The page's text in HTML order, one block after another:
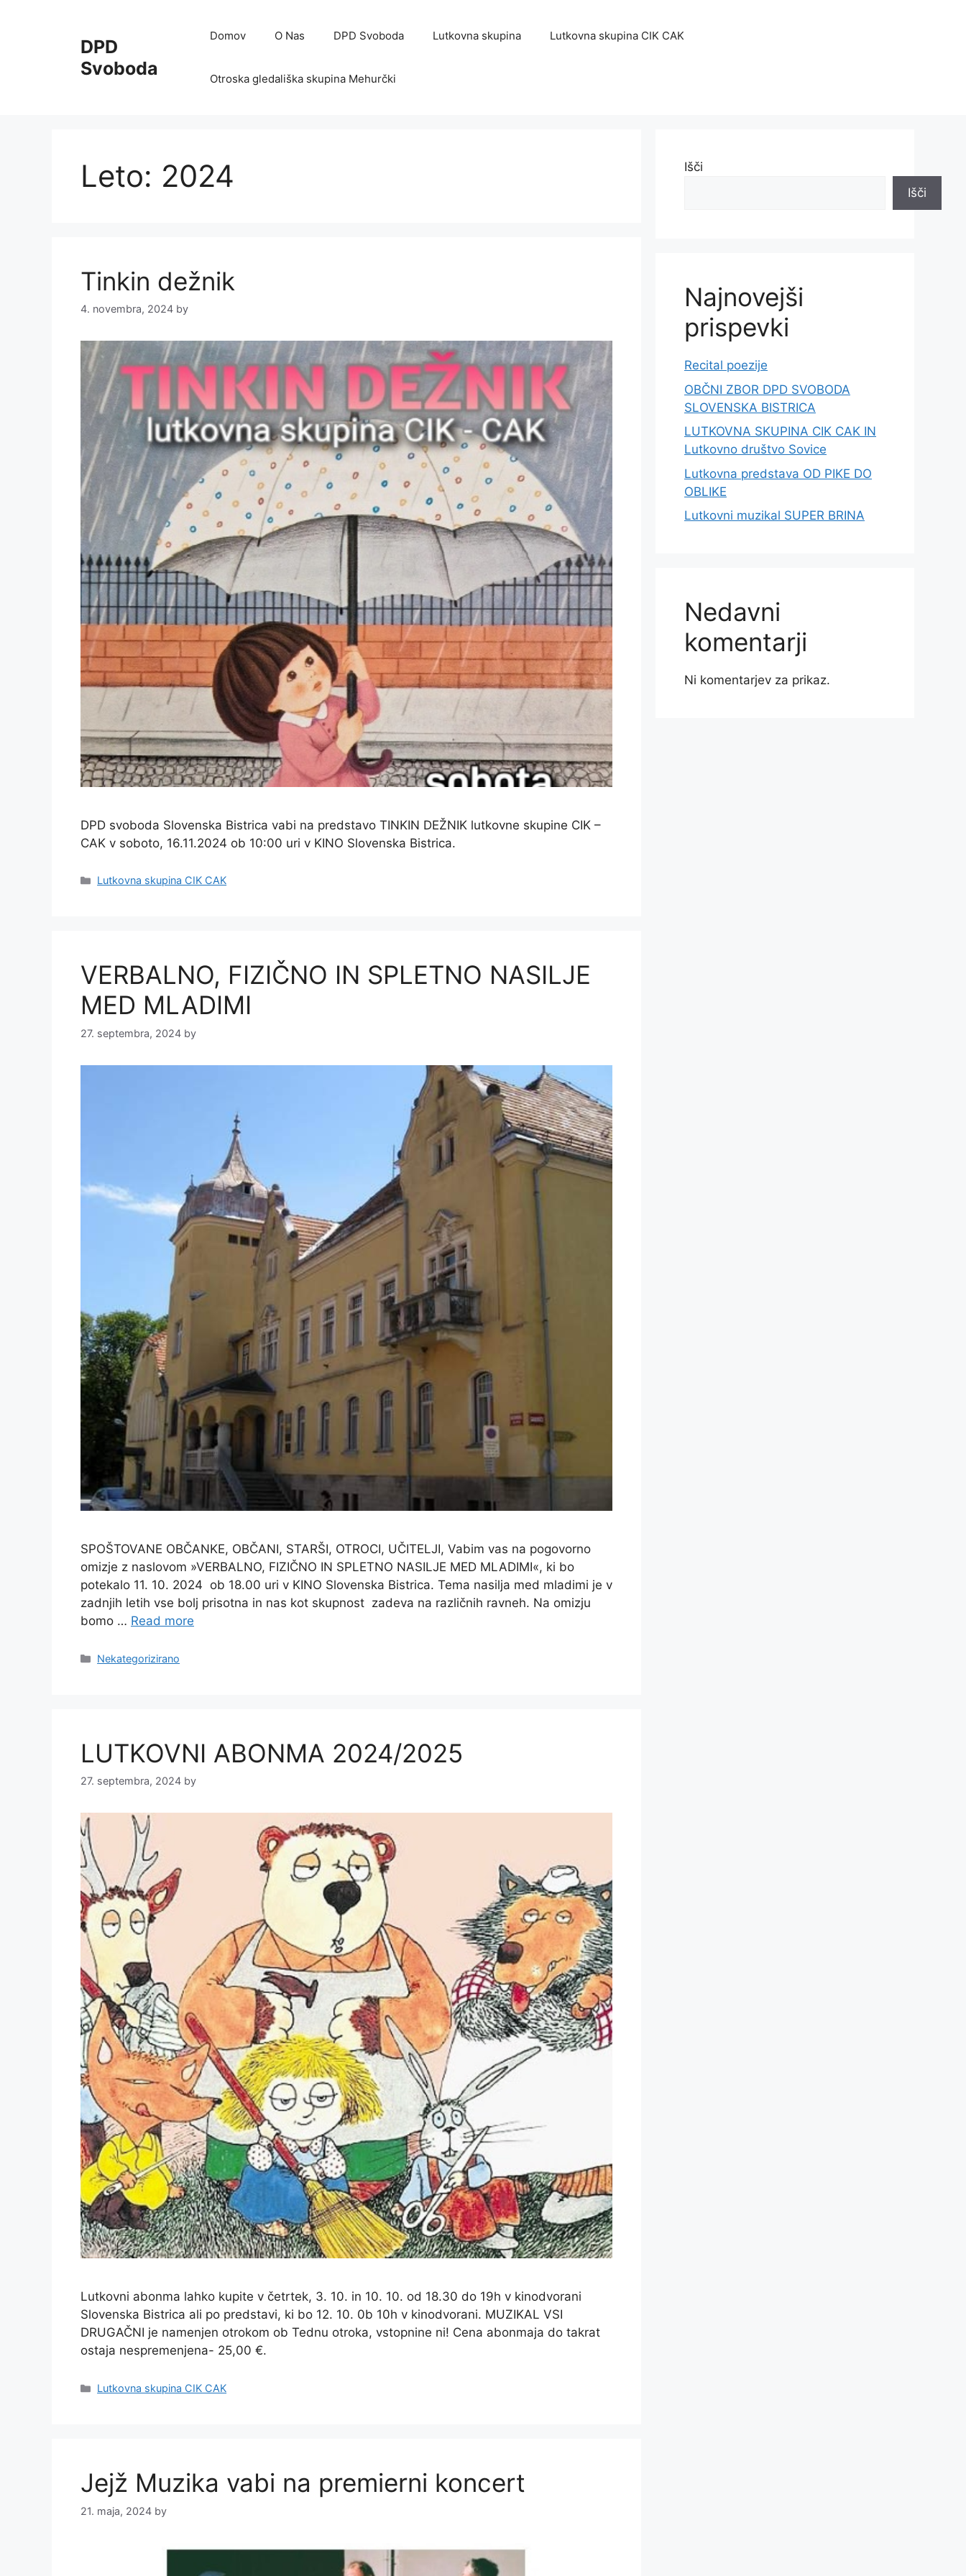
DPD
Svoboda
Domov O Nas DPD Svoboda Lutkovna skupina Lutkovna skupina CIK CAK
Otroska gledališka skupina Mehurčki
Leto: 2024
Tinkin dežnik
4. novembra, 2024 by
DPD svoboda Slovenska Bistrica vabi na predstavo TINKIN DEŽNIK lutkovne skupine CIK –
CAK v soboto, 16.11.2024 ob 10:00 uri v KINO Slovenska Bistrica.
Categories
Lutkovna skupina CIK CAK
VERBALNO, FIZIČNO IN SPLETNO NASILJE
MED MLADIMI
27. septembra, 2024 by
SPOŠTOVANE OBČANKE, OBČANI, STARŠI, OTROCI, UČITELJI, Vabim vas na pogovorno
omizje z naslovom »VERBALNO, FIZIČNO IN SPLETNO NASILJE MED MLADIMI«, ki bo
potekalo 11. 10. 2024 ob 18.00 uri v KINO Slovenska Bistrica. Tema nasilja med mladimi je v
zadnjih letih vse bolj prisotna in nas kot skupnost zadeva na različnih ravneh. Na omizju
bomo … Read more
Categories
Nekategorizirano
LUTKOVNI ABONMA 2024/2025
27. septembra, 2024 by
Lutkovni abonma lahko kupite v četrtek, 3. 10. in 10. 10. od 18.30 do 19h v kinodvorani
Slovenska Bistrica ali po predstavi, ki bo 12. 10. 0b 10h v kinodvorani. MUZIKAL VSI
DRUGAČNI je namenjen otrokom ob Tednu otroka, vstopnine ni! Cena abonmaja do takrat
ostaja nespremenjena- 25,00 €.
Categories
Lutkovna skupina CIK CAK
Jejž Muzika vabi na premierni koncert
21. maja, 2024 by
Išči
Išči
Najnovejši
prispevki
Recital poezije
OBČNI ZBOR DPD SVOBODA
SLOVENSKA BISTRICA
LUTKOVNA SKUPINA CIK CAK IN
Lutkovno društvo Sovice
Lutkovna predstava OD PIKE DO
OBLIKE
Lutkovni muzikal SUPER BRINA
Nedavni
komentarji
Ni komentarjev za prikaz.